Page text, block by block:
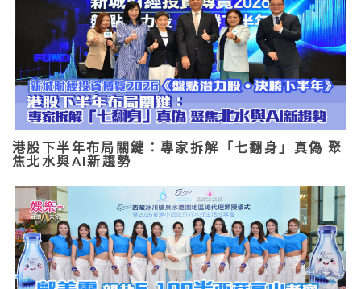
港股下半年布局關鍵：專家拆解「七翻身」真偽 聚
焦北水與AI新趨勢